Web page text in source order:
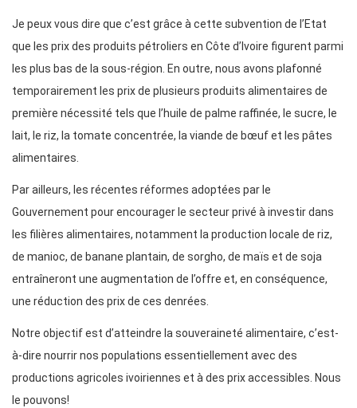
Je peux vous dire que c’est grâce à cette subvention de l’Etat
que les prix des produits pétroliers en Côte d’Ivoire figurent parmi
les plus bas de la sous-région. En outre, nous avons plafonné
temporairement les prix de plusieurs produits alimentaires de
première nécessité tels que l’huile de palme raffinée, le sucre, le
lait, le riz, la tomate concentrée, la viande de bœuf et les pâtes
alimentaires.
Par ailleurs, les récentes réformes adoptées par le
Gouvernement pour encourager le secteur privé à investir dans
les filières alimentaires, notamment la production locale de riz,
de manioc, de banane plantain, de sorgho, de maïs et de soja
entraîneront une augmentation de l’offre et, en conséquence,
une réduction des prix de ces denrées.
Notre objectif est d’atteindre la souveraineté alimentaire, c’est-
à-dire nourrir nos populations essentiellement avec des
productions agricoles ivoiriennes et à des prix accessibles. Nous
le pouvons!